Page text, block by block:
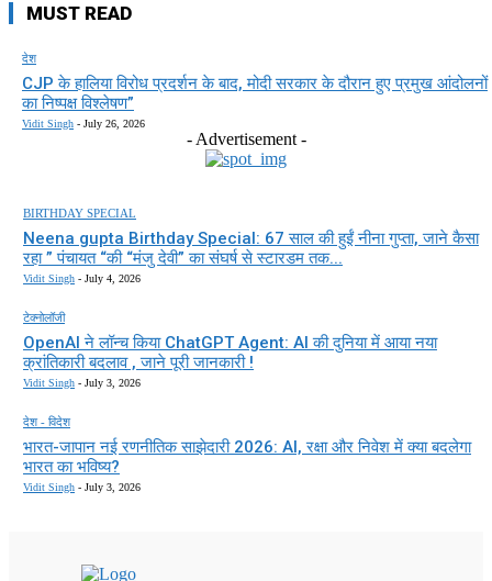
MUST READ
देश
CJP के हालिया विरोध प्रदर्शन के बाद, मोदी सरकार के दौरान हुए प्रमुख आंदोलनों
का निष्पक्ष विश्लेषण”
Vidit Singh - July 26, 2026
- Advertisement -
BIRTHDAY SPECIAL
Neena gupta Birthday Special: 67 साल की हुईं नीना गुप्ता, जाने कैसा
रहा ” पंचायत “की “मंजु देवी” का संघर्ष से स्टारडम तक...
Vidit Singh - July 4, 2026
टेक्नोलॉजी
OpenAI ने लॉन्च किया ChatGPT Agent: AI की दुनिया में आया नया
क्रांतिकारी बदलाव , जाने पूरी जानकारी !
Vidit Singh - July 3, 2026
देश - विदेश
भारत-जापान नई रणनीतिक साझेदारी 2026: AI, रक्षा और निवेश में क्या बदलेगा
भारत का भविष्य?
Vidit Singh - July 3, 2026